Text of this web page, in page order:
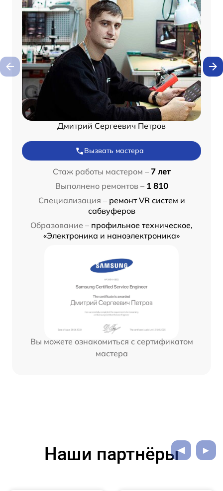
Дмитрий Сергеевич Петров
Вызвать мастера
Стаж работы мастером – 7 лет
Выполнено ремонтов – 1 810
Специализация – ремонт VR систем и
сабвуферов
Образование – профильное техническое,
«Электроника и наноэлектроника»
Вы можете ознакомиться с сертификатом
мастера
Наши партнёры